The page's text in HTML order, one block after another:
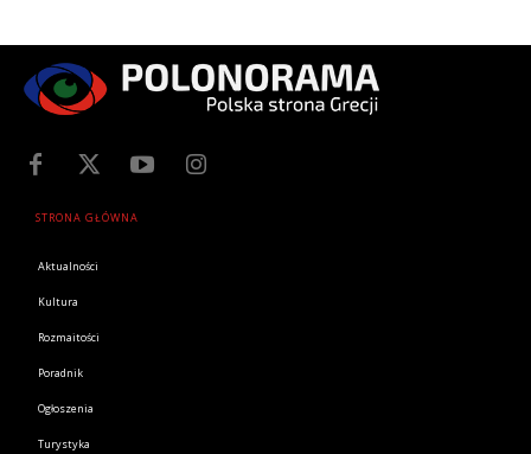
STRONA GŁÓWNA
Aktualności
Kultura
Rozmaitości
Poradnik
Ogłoszenia
Turystyka